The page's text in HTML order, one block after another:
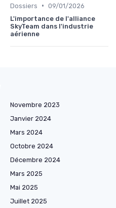
Dossiers • 09/01/2026
L'importance de l'alliance
SkyTeam dans l'industrie
aérienne
Novembre 2023
Janvier 2024
Mars 2024
Octobre 2024
Décembre 2024
Mars 2025
Mai 2025
Juillet 2025